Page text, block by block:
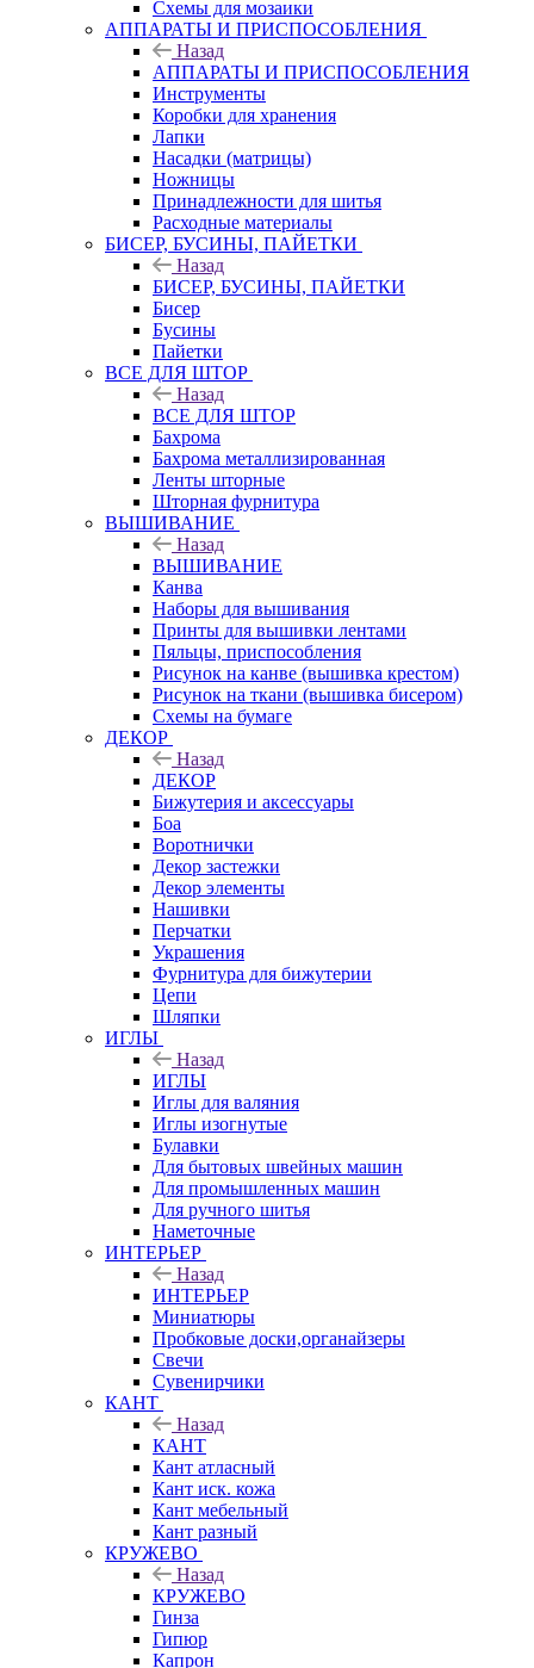
Схемы для мозаики
АППАРАТЫ И ПРИСПОСОБЛЕНИЯ
Назад
АППАРАТЫ И ПРИСПОСОБЛЕНИЯ
Инструменты
Коробки для хранения
Лапки
Насадки (матрицы)
Ножницы
Принадлежности для шитья
Расходные материалы
БИСЕР, БУСИНЫ, ПАЙЕТКИ
Назад
БИСЕР, БУСИНЫ, ПАЙЕТКИ
Бисер
Бусины
Пайетки
ВСЕ ДЛЯ ШТОР
Назад
ВСЕ ДЛЯ ШТОР
Бахрома
Бахрома металлизированная
Ленты шторные
Шторная фурнитура
ВЫШИВАНИЕ
Назад
ВЫШИВАНИЕ
Канва
Наборы для вышивания
Принты для вышивки лентами
Пяльцы, приспособления
Рисунок на канве (вышивка крестом)
Рисунок на ткани (вышивка бисером)
Схемы на бумаге
ДЕКОР
Назад
ДЕКОР
Бижутерия и аксессуары
Боа
Воротнички
Декор застежки
Декор элементы
Нашивки
Перчатки
Украшения
Фурнитура для бижутерии
Цепи
Шляпки
ИГЛЫ
Назад
ИГЛЫ
Иглы для валяния
Иглы изогнутые
Булавки
Для бытовых швейных машин
Для промышленных машин
Для ручного шитья
Наметочные
ИНТЕРЬЕР
Назад
ИНТЕРЬЕР
Миниатюры
Пробковые доски,органайзеры
Свечи
Сувенирчики
КАНТ
Назад
КАНТ
Кант атласный
Кант иск. кожа
Кант мебельный
Кант разный
КРУЖЕВО
Назад
КРУЖЕВО
Гинза
Гипюр
Капрон